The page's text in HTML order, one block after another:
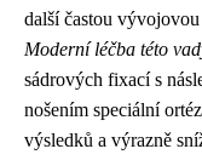
další častou
Moderní léčba této
sádrových fixací s
nošením speciální
výsledků a výrazně